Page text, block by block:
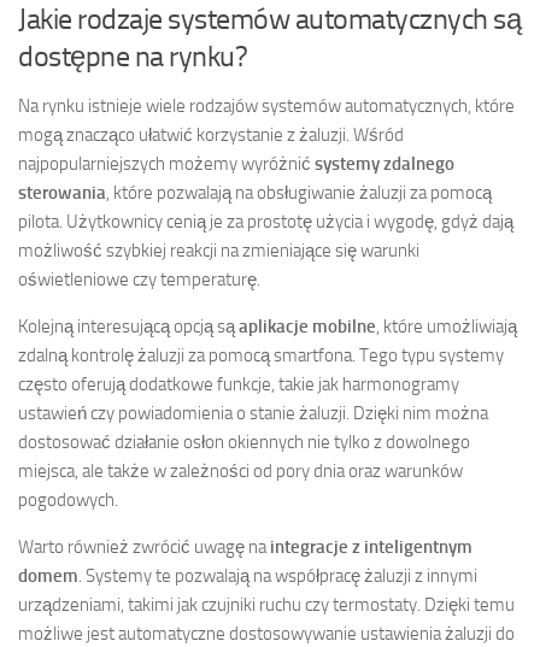
Jakie rodzaje systemów automatycznych są
dostępne na rynku?
Na rynku istnieje wiele rodzajów systemów automatycznych, które
mogą znacząco ułatwić korzystanie z żaluzji. Wśród
najpopularniejszych możemy wyróżnić systemy zdalnego
sterowania, które pozwalają na obsługiwanie żaluzji za pomocą
pilota. Użytkownicy cenią je za prostotę użycia i wygodę, gdyż dają
możliwość szybkiej reakcji na zmieniające się warunki
oświetleniowe czy temperaturę.
Kolejną interesującą opcją sąaplikacje mobilne, które umożliwiają
zdalną kontrolę żaluzji za pomocą smartfona. Tego typu systemy
często oferują dodatkowe funkcje, takie jak harmonogramy
ustawień czy powiadomienia o stanie żaluzji. Dzięki nim można
dostosować działanie osłon okiennych nie tylko z dowolnego
miejsca, ale także w zależności od pory dnia oraz warunków
pogodowych.
Warto również zwrócić uwagę naintegracje z inteligentnym
domem. Systemy te pozwalają na współpracę żaluzji z innymi
urządzeniami, takimi jak czujniki ruchu czy termostaty. Dzięki temu
możliwe jest automatyczne dostosowywanie ustawienia żaluzji do